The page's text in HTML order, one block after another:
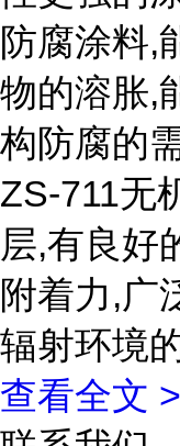
防腐涂料,
物的溶胀,
构防腐的
ZS-711无
层,有良好
附着力,广
辐射环境
查看全文 >